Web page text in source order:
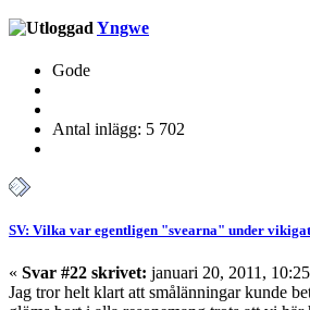
Yngwe
Gode
Antal inlägg: 5 702
SV: Vilka var egentligen "svearna" under
« Svar #22 skrivet: januari 20, 2011,
Jag tror helt klart att smålänningar kunde